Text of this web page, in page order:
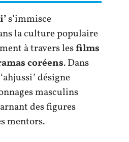
s’immisce
la culture populaire
à travers lesfilms
coréens. Dans
désigne
masculins
des figures
mentors.